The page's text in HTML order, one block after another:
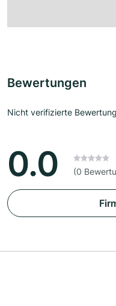
Bewertungen
Nicht verifizierte
0.0 (0